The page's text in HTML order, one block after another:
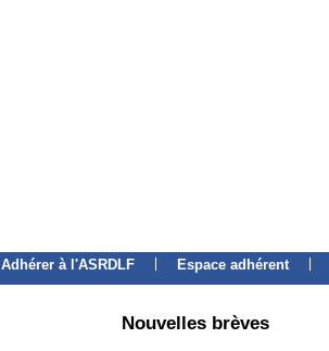
Adhérer à l'ASRDLF Espace adhérent
Nouvelles brèves